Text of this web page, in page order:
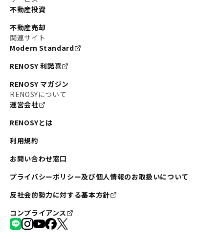
不動産投資
不動産売却
関連サイト
Modern Standard
RENOSY 利諾喜
RENOSY マガジン
RENOSYについて
運営会社
RENOSYとは
利用規約
お問い合わせ窓口
プライバシーポリシー及び個人情報のお取扱いについて
反社会的勢力に対する基本方針
コンプライアンス